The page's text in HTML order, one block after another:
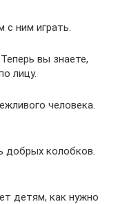
с ним играть.
вы знаете,
лицу.
человека.
добрых колобков.
детям, как нужно